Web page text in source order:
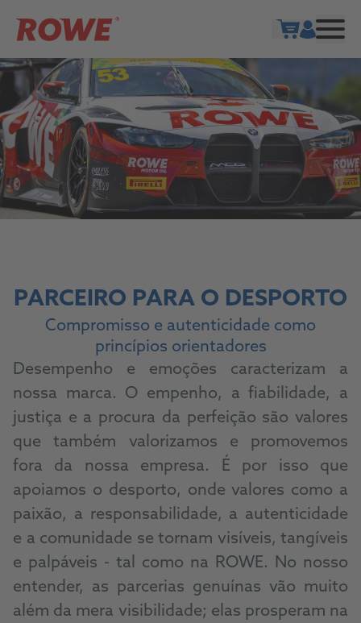
PARCEIRO PARA O DESPORTO
Compromisso e autenticidade como
princípios orientadores
Desempenho e emoções caracterizam a
nossa marca. O empenho, a fiabilidade, a
justiça e a procura da perfeição são valores
que também valorizamos e promovemos
fora da nossa empresa. É por isso que
apoiamos o desporto, onde valores como a
paixão, a responsabilidade, a autenticidade
e a comunidade se tornam visíveis, tangíveis
e palpáveis - tal como na ROWE. No nosso
entender, as parcerias genuínas vão muito
além da mera visibilidade; elas prosperam na